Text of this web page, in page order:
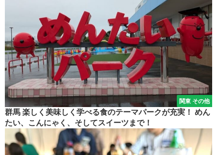
関東 その他
群馬 楽しく美味しく学べる食のテーマパークが充実！ めん
たい、こんにゃく、そしてスイーツまで！